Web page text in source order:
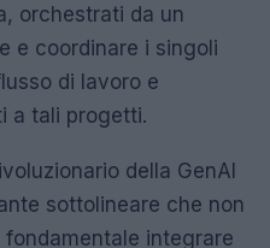
orchestrati da un
e coordinare i singoli
di lavoro e
a tali progetti.
della GenAI
sottolineare che non
integrare